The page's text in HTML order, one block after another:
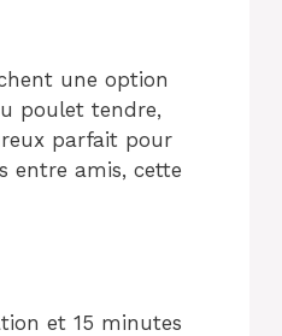
une option
poulet tendre,
parfait pour
entre amis, cette
et 15 minutes